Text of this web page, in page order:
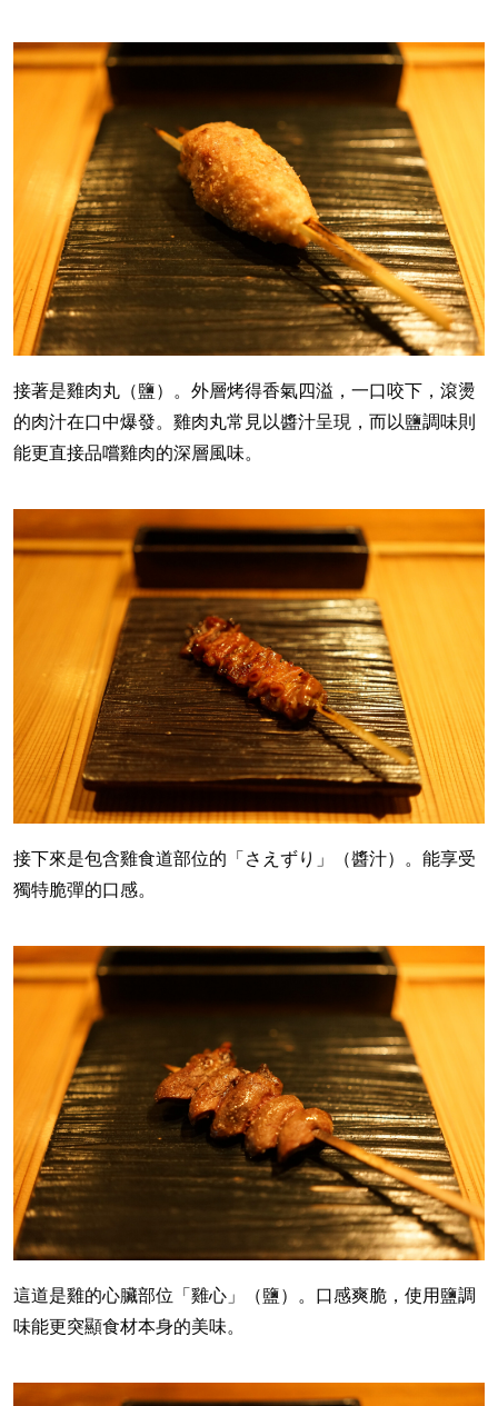
接著是雞肉丸（鹽）。外層烤得香氣四溢，一口咬下，滾燙
的肉汁在口中爆發。雞肉丸常見以醬汁呈現，而以鹽調味則
能更直接品嚐雞肉的深層風味。
接下來是包含雞食道部位的「さえずり」（醬汁）。能享受
獨特脆彈的口感。
這道是雞的心臟部位「雞心」（鹽）。口感爽脆，使用鹽調
味能更突顯食材本身的美味。